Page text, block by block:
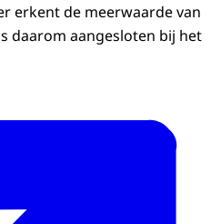
erkent de meerwaarde van
daarom aangesloten bij het